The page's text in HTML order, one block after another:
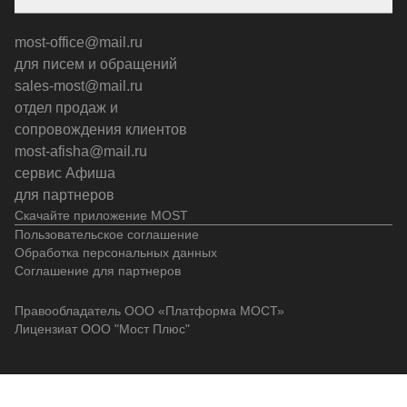
Скачайте приложение MOST
most-office@mail.ru
для писем и обращений
sales-most@mail.ru
отдел продаж и
сопровождения клиентов
most-afisha@mail.ru
сервис Афиша
для партнеров
Пользовательское соглашение
Обработка персональных данных
Соглашение для партнеров
Правообладатель ООО «Платформа МОСТ»
Лицензиат ООО "Мост Плюс"